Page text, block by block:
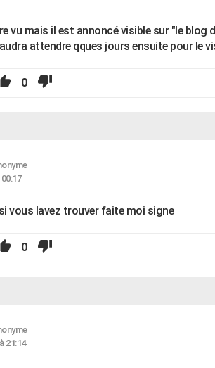
vu mais il est annoncé visible sur "le blog
attendre qques jours ensuite pour le
0
vous lavez trouver faite moi signe
0
21:14